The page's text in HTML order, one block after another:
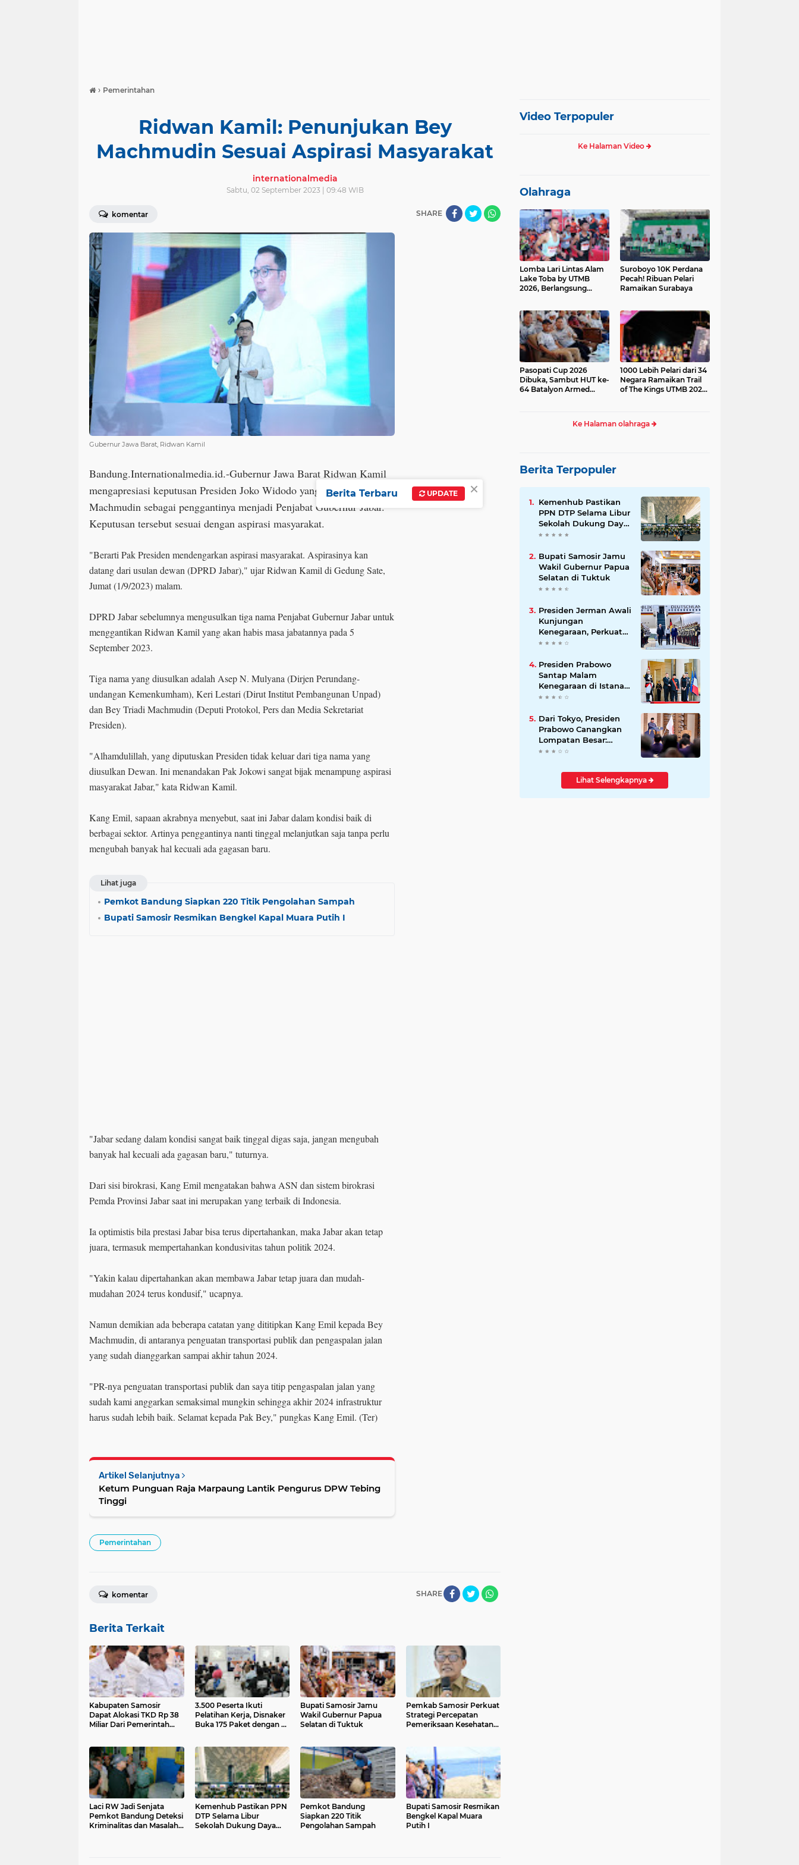
› Pemerintahan
Ridwan Kamil: Penunjukan Bey
Machmudin Sesuai Aspirasi Masyarakat
internationalmedia
Sabtu, 02 September 2023 | 09:48 WIB
komentar SHARE
Gubernur Jawa Barat, Ridwan Kamil
Bandung.Internationalmedia.id.-Gubernur Jawa Barat Ridwan Kamil
mengapresiasi keputusan Presiden Joko Widodo yang menunjuk Bey
Machmudin sebagai penggantinya menjadi Penjabat Gubernur Jabar.
Keputusan tersebut sesuai dengan aspirasi masyarakat.
"Berarti Pak Presiden mendengarkan aspirasi masyarakat. Aspirasinya kan
datang dari usulan dewan (DPRD Jabar)," ujar Ridwan Kamil di Gedung Sate,
Jumat (1/9/2023) malam.
DPRD Jabar sebelumnya mengusulkan tiga nama Penjabat Gubernur Jabar untuk
menggantikan Ridwan Kamil yang akan habis masa jabatannya pada 5
September 2023.
Tiga nama yang diusulkan adalah Asep N. Mulyana (Dirjen Perundang-
undangan Kemenkumham), Keri Lestari (Dirut Institut Pembangunan Unpad)
dan Bey Triadi Machmudin (Deputi Protokol, Pers dan Media Sekretariat
Presiden).
"Alhamdulillah, yang diputuskan Presiden tidak keluar dari tiga nama yang
diusulkan Dewan. Ini menandakan Pak Jokowi sangat bijak menampung aspirasi
masyarakat Jabar," kata Ridwan Kamil.
Kang Emil, sapaan akrabnya menyebut, saat ini Jabar dalam kondisi baik di
berbagai sektor. Artinya penggantinya nanti tinggal melanjutkan saja tanpa perlu
mengubah banyak hal kecuali ada gagasan baru.
Lihat juga
Pemkot Bandung Siapkan 220 Titik Pengolahan Sampah
Bupati Samosir Resmikan Bengkel Kapal Muara Putih I
"Jabar sedang dalam kondisi sangat baik tinggal digas saja, jangan mengubah
banyak hal kecuali ada gagasan baru," tuturnya.
Dari sisi birokrasi, Kang Emil mengatakan bahwa ASN dan sistem birokrasi
Pemda Provinsi Jabar saat ini merupakan yang terbaik di Indonesia.
Ia optimistis bila prestasi Jabar bisa terus dipertahankan, maka Jabar akan tetap
juara, termasuk mempertahankan kondusivitas tahun politik 2024.
"Yakin kalau dipertahankan akan membawa Jabar tetap juara dan mudah-
mudahan 2024 terus kondusif," ucapnya.
Namun demikian ada beberapa catatan yang dititipkan Kang Emil kepada Bey
Machmudin, di antaranya penguatan transportasi publik dan pengaspalan jalan
yang sudah dianggarkan sampai akhir tahun 2024.
"PR-nya penguatan transportasi publik dan saya titip pengaspalan jalan yang
sudah kami anggarkan semaksimal mungkin sehingga akhir 2024 infrastruktur
harus sudah lebih baik. Selamat kepada Pak Bey," pungkas Kang Emil. (Ter)
Artikel Selanjutnya
Ketum Punguan Raja Marpaung Lantik Pengurus DPW Tebing
Tinggi
Pemerintahan
SHARE
komentar
Berita Terkait
Kabupaten Samosir
Dapat Alokasi TKD Rp 38
Miliar Dari Pemerintah
3.500 Peserta Ikuti
Pelatihan Kerja, Disnaker
Buka 175 Paket dengan 8
Bupati Samosir Jamu
Wakil Gubernur Papua
Selatan di Tuktuk
Pemkab Samosir Perkuat
Strategi Percepatan
Pemeriksaan Kesehatan
Laci RW Jadi Senjata
Pemkot Bandung Deteksi
Kriminalitas dan Masalah
Kemenhub Pastikan PPN
DTP Selama Libur
Sekolah Dukung Daya
Pemkot Bandung
Siapkan 220 Titik
Pengolahan Sampah
Bupati Samosir Resmikan
Bengkel Kapal Muara
Putih I
Video Terpopuler
Ke Halaman Video
Olahraga
Lomba Lari Lintas Alam
Lake Toba by UTMB
2026, Berlangsung
Suroboyo 10K Perdana
Pecah! Ribuan Pelari
Ramaikan Surabaya
Pasopati Cup 2026
Dibuka, Sambut HUT ke-
64 Batalyon Armed
1000 Lebih Pelari dari 34
Negara Ramaikan Trail
of The Kings UTMB 2026
Ke Halaman olahraga
Berita Terpopuler
Kemenhub Pastikan
PPN DTP Selama Libur
Sekolah Dukung Daya
Beli Masyarakat
Bupati Samosir Jamu
Wakil Gubernur Papua
Selatan di Tuktuk
Presiden Jerman Awali
Kunjungan
Kenegaraan, Perkuat
Kemitraan Strategis
Presiden Prabowo
Santap Malam
Kenegaraan di Istana
Élysée Paris
Dari Tokyo, Presiden
Prabowo Canangkan
Lompatan Besar:
Energi Hijau, Hilirisasi,
Ekonomi
Lihat Selengkapnya
×
Berita Terbaru UPDATE